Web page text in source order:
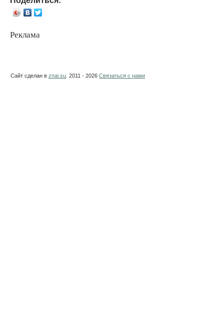
Реклама
Сайт сделан в znai.su . 2011 - 2026 Связаться с нами